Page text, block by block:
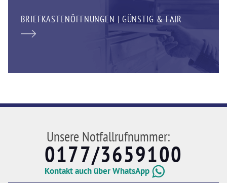
BRIEFKASTENÖFFNUNGEN | GÜNSTIG & FAIR
Unsere Notfallrufnummer:
0177/3659100
Kontakt auch über WhatsApp